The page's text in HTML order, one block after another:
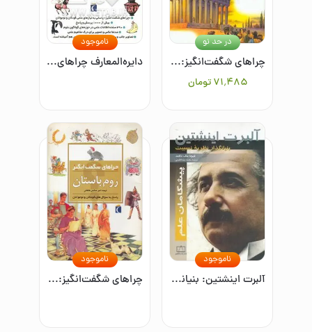
چراهای شگفت‌انگیز: یونان باستان: پاسخ به سوال‌های کودکان و نوجوانان
۷۱٬۴۸۵ تومان
در حد نو
دایره‌المعارف چراهای شگفت‌انگیز (جلد 3): پاسخ به سوال‌های کودکان و نوجوانان
ناموجود
آلبرت اینشتین: بنیانگذار نظریه نسبیت
ناموجود
چراهای شگفت‌انگیز: روم باستان: پاسخ به سوال‌های کودکان و نوجوانان
ناموجود